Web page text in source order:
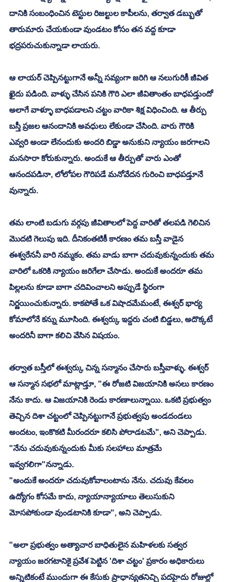
దానికి సంబంధించిన టెస్టుల రిజల్టుల కాపీలను, తర్వాత డబ్బుతో
తారుమారు చేయకుండా వుండటం కోసం తన వద్ద కూడా
భద్రపరుచుకున్నాడా లాయరు.
ఆ లాయర్ చెప్పినట్టుగానే అన్నీ సవ్యంగా జరిగి ఆ నలుగురికీ జీవిత
ఖైదు పడింది. వాళ్ళు చేసిన పనికి గౌరి ఎలా జీవితాంతం బాధపడ్తుందో
అలాగే వాళ్ళూ బాధపడాలని చట్టం వారికా శిక్ష విధించింది. ఆ తీర్పు
బస్తీ ప్రజల ఆనందానికి అవధులు లేకుండా చేసింది. వారు గౌరికి
ఎవ్వరి అండా లేనందుకు అందరి బిడ్డా అనుకుని న్యాయం జరగాలని
మనసారా కోరుకున్నారు. అందుకే ఆ తీర్పుతో వారు ఎంతో
ఆనందపడినా, లోలోపల గౌరిపడే మనోవేదన గురించి బాధపడ్తూనే
వున్నారు.
తమ లాంటి బడుగు వర్గపు జీవితాలలో పెద్ద వారితో తలపడి గెలిచిన
మొదటి గెలుపు ఇది. దీనికంతటికీ కారణం తమ బస్తీ వాడైన
ఈశ్వరేననీ వారి నమ్మకం. తమ వాడు బాగా చదువుకున్నందుకు తమ
వారిలో ఒకరికి న్యాయం జరిగేలా చేసాడు. అందుకే అందరూ తమ
పిల్లలను కూడా బాగా చదివించాలని అప్పుడే స్థిరంగా
నిర్ణయించుకున్నారు. కాకపోతే ఒక విషాదమేమంటే, ఈశ్వర్ భార్య
కోమాలోనే కన్ను మూసింది. ఈశ్వర్కు ఇద్దరు చంటి బిడ్డలు, అదొక్కటే
అందరినీ బాగా కలిచి వేసిన విషయం.
తర్వాత బస్తీలో ఈశ్వర్కు చిన్న సన్మానం చేసారు బస్తీవాళ్ళు. ఈశ్వర్
ఆ సన్మాన సభలో మాట్లాడ్తూ, "ఈ రోజటి విజయానికి అసలు కారణం
నేను కాదు. ఆ విజయానికి రెండు కారణాలున్నాయి. ఒకటి ప్రభుత్వం
తెచ్చిన దిశా చట్టంలో చెప్పినట్టుగానే ప్రభుత్వపు అండదండలు
అందటం, ఇంకొకటి మీరందరూ కలిసి పోరాడటమే", అని చెప్పాడు.
"నేను చదువుకున్నందుకు మీకు సలహాలు మాత్రమే
ఇవ్వగలిగా"నన్నాడు.
"అందుకే అందరూ చదువుకోవాలంటాను నేను. చదువు కేవలం
ఉద్యోగం కోసమే కాదు, న్యాయాన్యాయాలు తెలుసుకుని
మోసపోకుండా వుండటానికి కూడా", అని చెప్పాడు.
"అలా ప్రభుత్వం అత్యాచార బాధితులైన మహిళలకు సత్వర
న్యాయం జరగటానికై ప్రవేశ పెట్టిన 'దిశా చట్టం' ప్రకారం అధికారులు
అన్నిటికంటే ముందుగా ఈ కేసుకు ప్రాధాన్యతనిచ్చి పదహైదు రోజుల్లో